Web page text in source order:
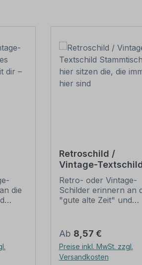
mit
die
Retroschild /
Vintage-
Stammtisch - hier
sitzen die, die
hier sind
Retro- oder Vintage-
Schilder erinnern an
"gute alte Zeit" und
großer Beliebheit. Sind
diese Schilder im
nur schwer und häufig
nur zu horrenden
Regulärer Preis:
Ab 8,57 €
Preise inkl. MwSt. zzgl.
Versandkosten